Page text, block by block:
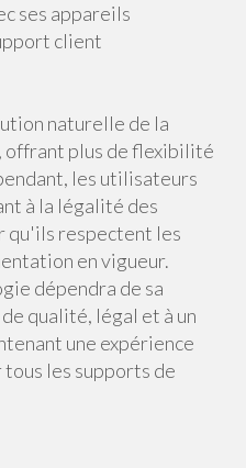
ses appareils
client
naturelle de la
offrant plus de flexibilité
les utilisateurs
à la légalité des
qu'ils respectent les
en vigueur.
dépendra de sa
qualité, légal et à un
une expérience
les supports de